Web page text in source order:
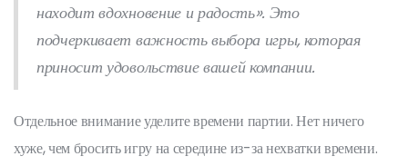
находит вдохновение и радость». Это
подчеркивает важность выбора игры, которая
приносит удовольствие вашей компании.
Отдельное внимание уделите времени партии. Нет ничего
хуже, чем бросить игру на середине из-за нехватки времени.